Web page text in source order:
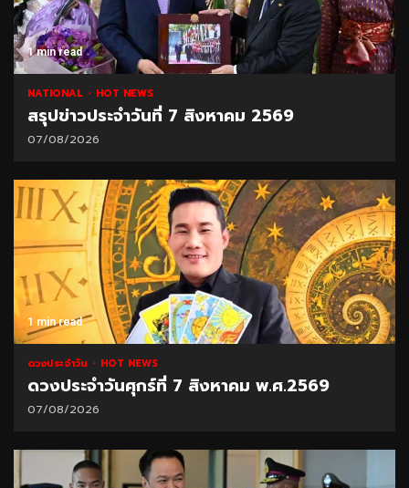
1 min read
NATIONAL HOT NEWS
สรุปข่าวประจำวันที่ 7 สิงหาคม 2569
07/08/2026
1 min read
ดวงประจำวัน HOT NEWS
ดวงประจำวันศุกร์ที่ 7 สิงหาคม พ.ศ.2569
07/08/2026